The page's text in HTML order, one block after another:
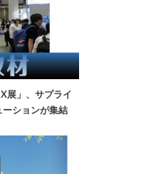
展」、サプライ
ションが集結